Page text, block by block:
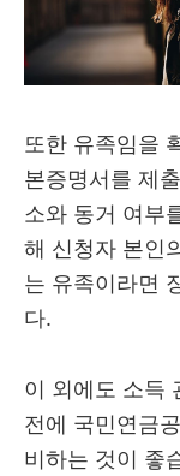
또한 유족임을
본증명서를 제
소와 동거 여부
해 신청자 본인
는 유족이라면
다.
이 외에도 소득
전에 국민연금
비하는 것이 좋